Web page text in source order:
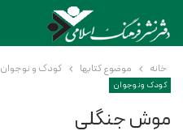
خانه موضوع کتابها کودک و نوجوان
کودک و نوجوان
موش جنگلی